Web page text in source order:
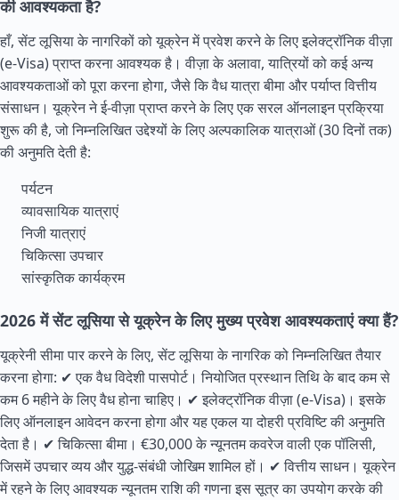
की आवश्यकता है?
हाँ, सेंट लूसिया के नागरिकों को यूक्रेन में प्रवेश करने के लिए इलेक्ट्रॉनिक वीज़ा
(e-Visa) प्राप्त करना आवश्यक है। वीज़ा के अलावा, यात्रियों को कई अन्य
आवश्यकताओं को पूरा करना होगा, जैसे कि वैध यात्रा बीमा और पर्याप्त वित्तीय
संसाधन। यूक्रेन ने ई-वीज़ा प्राप्त करने के लिए एक सरल ऑनलाइन प्रक्रिया
शुरू की है, जो निम्नलिखित उद्देश्यों के लिए अल्पकालिक यात्राओं (30 दिनों तक)
की अनुमति देती है:
पर्यटन
व्यावसायिक यात्राएं
निजी यात्राएं
चिकित्सा उपचार
सांस्कृतिक कार्यक्रम
2026 में सेंट लूसिया से यूक्रेन के लिए मुख्य प्रवेश आवश्यकताएं क्या हैं?
यूक्रेनी सीमा पार करने के लिए, सेंट लूसिया के नागरिक को निम्नलिखित तैयार
करना होगा: ✔ एक वैध विदेशी पासपोर्ट। नियोजित प्रस्थान तिथि के बाद कम से
कम 6 महीने के लिए वैध होना चाहिए। ✔ इलेक्ट्रॉनिक वीज़ा (e-Visa)। इसके
लिए ऑनलाइन आवेदन करना होगा और यह एकल या दोहरी प्रविष्टि की अनुमति
देता है। ✔ चिकित्सा बीमा। €30,000 के न्यूनतम कवरेज वाली एक पॉलिसी,
जिसमें उपचार व्यय और युद्ध-संबंधी जोखिम शामिल हों। ✔ वित्तीय साधन। यूक्रेन
में रहने के लिए आवश्यक न्यूनतम राशि की गणना इस सूत्र का उपयोग करके की